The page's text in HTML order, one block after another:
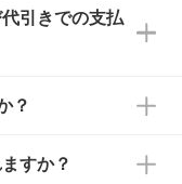
おります。混
くこともご
降のご連絡
引きでの支払
。
？
ますが、自
すか？